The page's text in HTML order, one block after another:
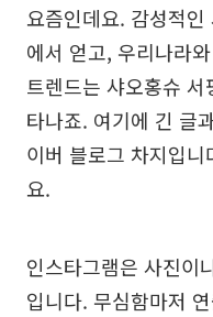
요즘인데요. 감성적
에서 얻고, 우리나라
트렌드는 샤오홍슈
타나죠. 여기에 긴 글
이버 블로그 차지입
요.
인스타그램은 사진이
입니다. 무심함마저